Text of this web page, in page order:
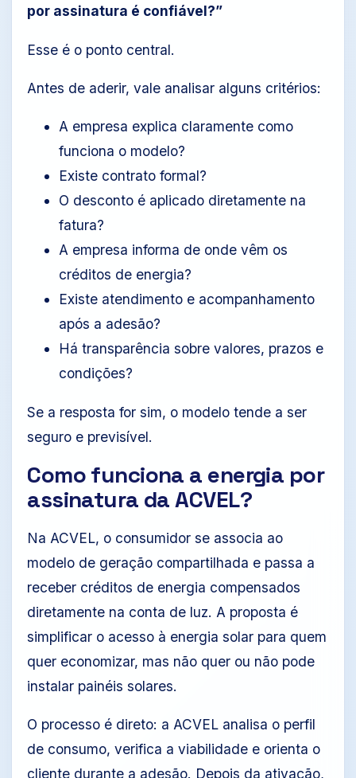
por assinatura é confiável?”
Esse é o ponto central.
Antes de aderir, vale analisar alguns critérios:
A empresa explica claramente como
funciona o modelo?
Existe contrato formal?
O desconto é aplicado diretamente na
fatura?
A empresa informa de onde vêm os
créditos de energia?
Existe atendimento e acompanhamento
após a adesão?
Há transparência sobre valores, prazos e
condições?
Se a resposta for sim, o modelo tende a ser
seguro e previsível.
Como funciona a energia por
assinatura da ACVEL?
Na ACVEL, o consumidor se associa ao
modelo de geração compartilhada e passa a
receber créditos de energia compensados
diretamente na conta de luz. A proposta é
simplificar o acesso à energia solar para quem
quer economizar, mas não quer ou não pode
instalar painéis solares.
O processo é direto: a ACVEL analisa o perfil
de consumo, verifica a viabilidade e orienta o
cliente durante a adesão. Depois da ativação,